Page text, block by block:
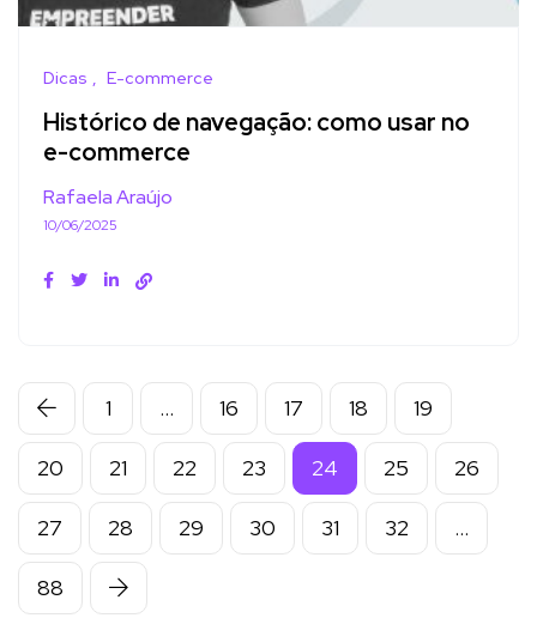
Dicas E-commerce
Histórico de navegação: como usar no
e-commerce
Rafaela Araújo
10/06/2025
1 … 16 17 18 19
20 21 22 23 24 25 26
27 28 29 30 31 32 …
88